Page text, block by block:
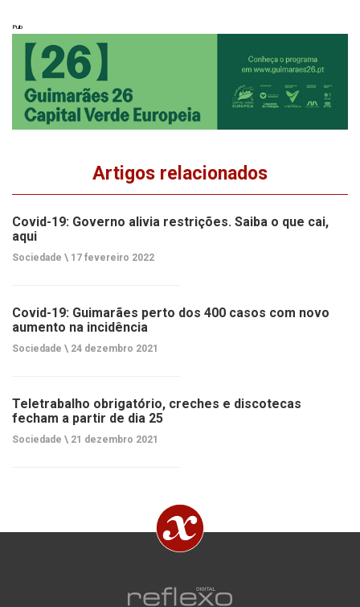
Pub
Artigos relacionados
Covid-19: Governo alivia restrições. Saiba o que cai,
aqui
Sociedade \ 17 fevereiro 2022
Covid-19: Guimarães perto dos 400 casos com novo
aumento na incidência
Sociedade \ 24 dezembro 2021
Teletrabalho obrigatório, creches e discotecas
fecham a partir de dia 25
Sociedade \ 21 dezembro 2021